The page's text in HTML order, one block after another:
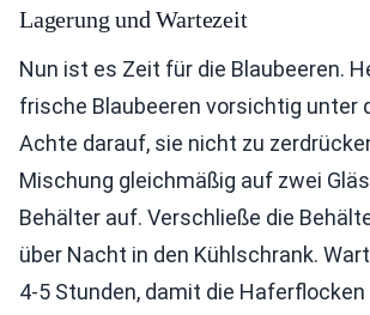
Lagerung und Wartezeit
Nun ist es Zeit für die Blaubeeren.
frische Blaubeeren vorsichtig unter
Achte darauf, sie nicht zu
Mischung gleichmäßig auf zwei
Behälter auf. Verschließe die
über Nacht in den Kühlschrank.
4-5 Stunden, damit die